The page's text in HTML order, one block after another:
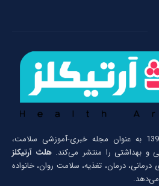
از سال 1396 به عنوان مجله خبری-آموزشی سلامت،
و بهداشتی را منتشر می‌کند.هلث آرتیکلز
درمان، تغذیه، سلامت روان، خانواده